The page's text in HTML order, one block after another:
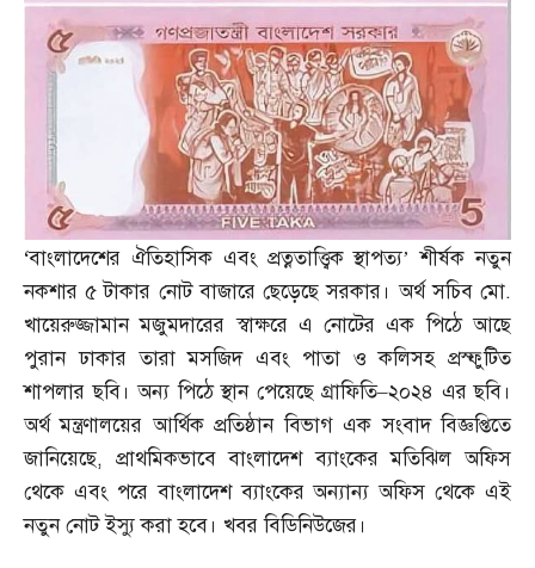
‘বাংলাদেশের ঐতিহাসিক এবং প্রত্নতাত্ত্বিক স্থাপত্য’ শীর্ষক নতুন
নকশার ৫ টাকার নোট বাজারে ছেড়েছে সরকার। অর্থ সচিব মো.
খায়েরুজ্জামান মজুমদারের স্বাক্ষরে এ নোটের এক পিঠে আছে
পুরান ঢাকার তারা মসজিদ এবং পাতা ও কলিসহ প্রস্ফুটিত
শাপলার ছবি। অন্য পিঠে স্থান পেয়েছে গ্রাফিতি–২০২৪ এর ছবি।
অর্থ মন্ত্রণালয়ের আর্থিক প্রতিষ্ঠান বিভাগ এক সংবাদ বিজ্ঞপ্তিতে
জানিয়েছে, প্রাথমিকভাবে বাংলাদেশ ব্যাংকের মতিঝিল অফিস
থেকে এবং পরে বাংলাদেশ ব্যাংকের অন্যান্য অফিস থেকে এই
নতুন নোট ইস্যু করা হবে। খবর বিডিনিউজের।